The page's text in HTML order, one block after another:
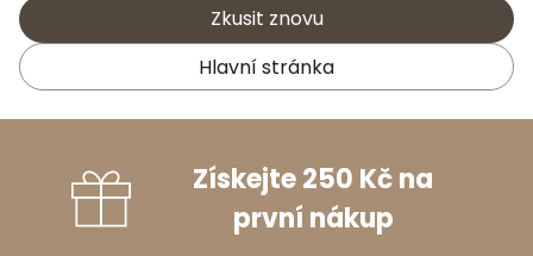
Zkusit znovu
Hlavní stránka
Získejte 250 Kč na
první nákup